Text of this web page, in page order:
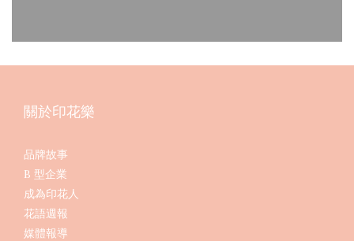
關於印花樂
品牌故事
B 型企業
成為印花人
花語週報
媒體報導